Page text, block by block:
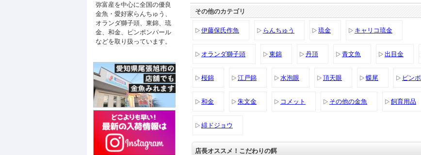
その他のカテゴリ
伊藤保氏作魚 らんちゅう 琉金 キャリコ琉金
オランダ獅子頭 東錦 丹頂 青文魚 出目金
桜錦 江戸錦 水泡眼 頂天眼 蝶尾 ピン
和金 朱文金 コメット その他の金魚 飼育用品
緋ドジョウ
店長オススメ！こだわりの餌
弥富産を中心に全国の優良
金魚・愛好家らんちゅう、
オランダ獅子頭、東錦、琉
金、和金、ピンポンパール
などを取り扱っています。